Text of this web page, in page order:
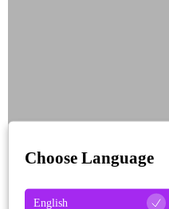
Choose Language
English